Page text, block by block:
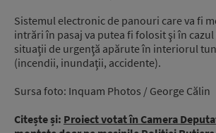
Sistemul electronic de panouri care va fi
intrări în pasaj va putea fi folosit şi în
situaţii de urgenţă apărute în interiorul
(incendii, inundaţii, accidente).
Sursa foto: Inquam Photos / George Călin
Citește și: Proiect votat în Camera